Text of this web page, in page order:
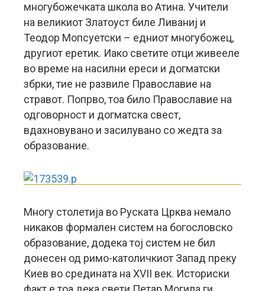
многубожечката школа во Атина. Учители
на великиот Златоуст биле Ливаниј и
Теодор Мопсуетски – едниот многубожец,
другиот еретик. Иако светите отци живееле
во време на насилни ереси и догматски
збрки, тие не развиле Православие на
стравот. Попрво, тоа било Православие на
одговорност и догматска свест,
вдахновувано и засилувано со жедта за
образование.
Многу столетија во Руската Црква немало
никаков формален систем на богословско
образование, додека тој систем не бил
донесен од римо-католичкиот Запад преку
Киев во средината на XVII век. Историски